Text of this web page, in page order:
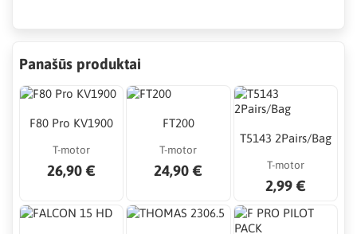
Panašūs produktai
F80 Pro KV1900
T-motor
26,90 €
FT200
T-motor
24,90 €
T5143 2Pairs/Bag
T-motor
2,99 €